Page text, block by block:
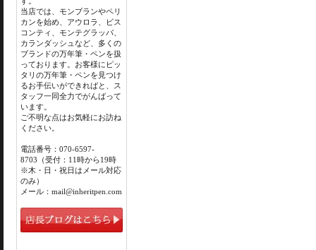
当店では、モンブランやペリ
カンを始め、アウロラ、ビス
コンティ、モンテグラッパ、
カランダッシュなど、多くの
ブランドの万年筆・ペンを扱
っております。お客様にピッ
タリの万年筆・ペンを見つけ
るお手伝いができればと、ス
タッフ一同全力でがんばって
います。
ご不明な点はお気軽にお訪ね
ください。
電話番号：070-6597-
8703（受付：11時から19時
※木・日・祝日はメール対応
のみ）
メール：mail@inheritpen.com